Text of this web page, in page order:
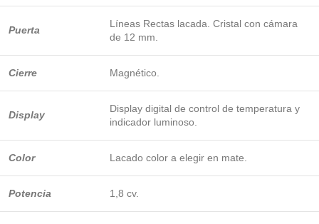
Puerta
Líneas Rectas lacada. Cristal con cámara
de 12 mm.
Cierre Magnético.
Display
Display digital de control de temperatura y
indicador luminoso.
Color Lacado color a elegir en mate.
Potencia 1,8 cv.